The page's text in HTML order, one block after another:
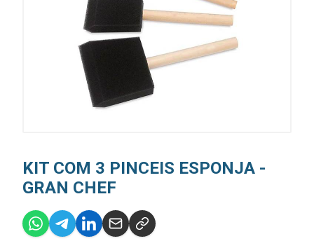
KIT COM 3 PINCEIS ESPONJA -
GRAN CHEF